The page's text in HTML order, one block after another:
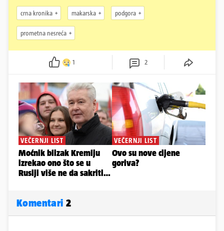
crna kronika makarska podgora
prometna nesreća
1 2
Komentari 2